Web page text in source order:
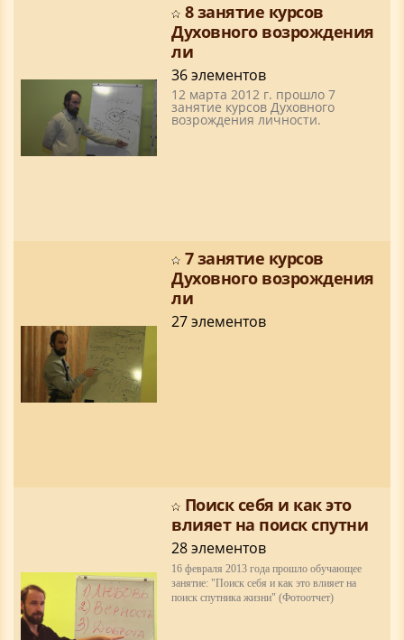
8 занятие курсов
Духовного возрождения
ли
36 элементов
12 марта 2012 г. прошло 7
занятие курсов Духовного
возрождения личности.
7 занятие курсов
Духовного возрождения
ли
27 элементов
Поиск себя и как это
влияет на поиск спутни
28 элементов
16 февраля 2013 года прошло обучающее
занятие: "Поиск себя и как это влияет на
поиск спутника жизни" (Фотоотчет)